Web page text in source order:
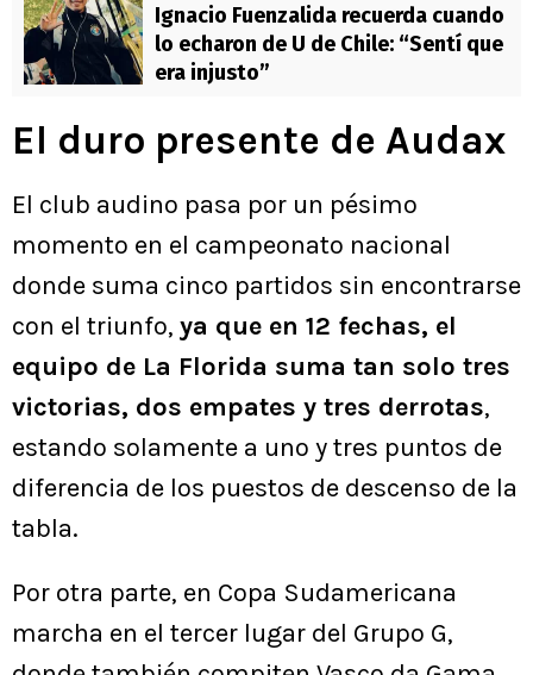
Ignacio Fuenzalida recuerda cuando
lo echaron de U de Chile: “Sentí que
era injusto”
El duro presente de Audax
El club audino pasa por un pésimo
momento en el campeonato nacional
donde suma cinco partidos sin encontrarse
con el triunfo, ya que en 12 fechas, el
equipo de La Florida suma tan solo tres
victorias, dos empates y tres derrotas,
estando solamente a uno y tres puntos de
diferencia de los puestos de descenso de la
tabla.
Por otra parte, en Copa Sudamericana
marcha en el tercer lugar del Grupo G,